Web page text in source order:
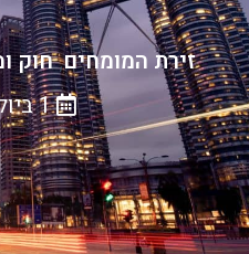
זירת המומחים, חוק
1 ביולי , 2026